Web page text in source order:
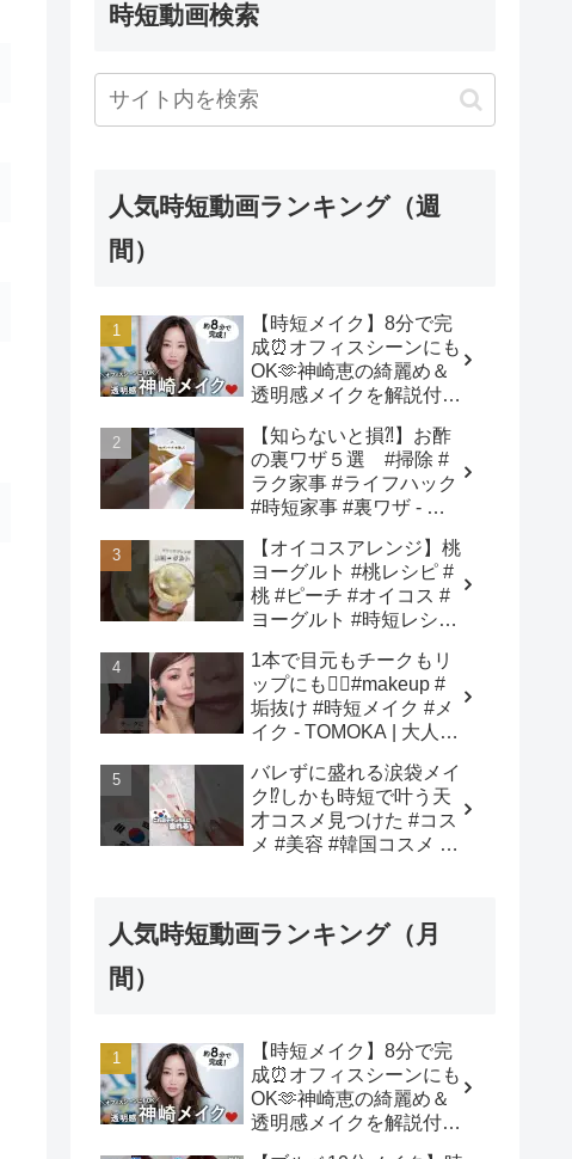
時短動画検索
人気時短動画ランキング（週
間）
【時短メイク】8分で完
成⏰オフィスシーンにも
OK🫶神崎恵の綺麗め＆
透明感メイクを解説付き
恵 / Megumi Kanzaki
【知らないと損⁈】お酢
の裏ワザ５選 #掃除 #
ラク家事 #ライフハック
#時短家事 #裏ワザ - さ
ラク家事ハック
【オイコスアレンジ】桃
ヨーグルト #桃レシピ #
桃 #ピーチ #オイコス #
ヨーグルト #時短レシピ
作り #おやつ #簡単レシ
ピ #sweets #shorts - ぶ
どう農家cooking(BOTTA
SWEETS)
1本で目元もチークもリ
ップにも❤️‍🔥#makeup #
垢抜け #時短メイク #メ
イク - TOMOKA | 大人の
バレずに盛れる涙袋メイ
ク⁉︎しかも時短で叶う天
才コスメ見つけた #コス
メ #美容 #韓国コスメ #
人気時短動画ランキング（月
間）
【時短メイク】8分で完
成⏰オフィスシーンにも
OK🫶神崎恵の綺麗め＆
透明感メイクを解説付き